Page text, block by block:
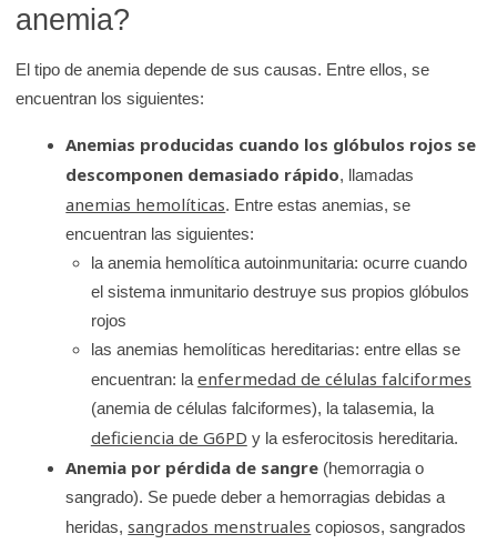
anemia?
El tipo de anemia depende de sus causas. Entre ellos, se
encuentran los siguientes:
Anemias producidas cuando los glóbulos rojos se
descomponen demasiado rápido, llamadas
anemias hemolíticas. Entre estas anemias, se
encuentran las siguientes:
la anemia hemolítica autoinmunitaria: ocurre cuando
el sistema inmunitario destruye sus propios glóbulos
rojos
las anemias hemolíticas hereditarias: entre ellas se
encuentran: la enfermedad de células falciformes
(anemia de células falciformes), la talasemia, la
deficiencia de G6PD y la esferocitosis hereditaria.
Anemia por pérdida de sangre (hemorragia o
sangrado). Se puede deber a hemorragias debidas a
heridas,sangrados menstruales copiosos, sangrados